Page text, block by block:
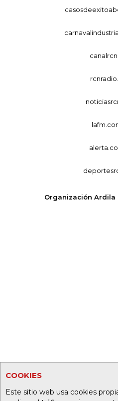
COOKIES
Este sitio web usa cookies
Organización Ardila